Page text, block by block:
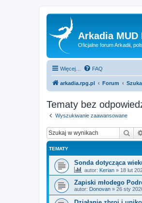
Arkadia MUD
Oficjalne forum Arkadii,
Więcej… FAQ
arkadia.rpg.pl Forum
Tematy bez
Wyszukiwanie zaawansowane
TEMATY
Sonda dotycząca
autor: Kerian » 18 lut
Zapiski młodego
autor: Donovan » 26 sty